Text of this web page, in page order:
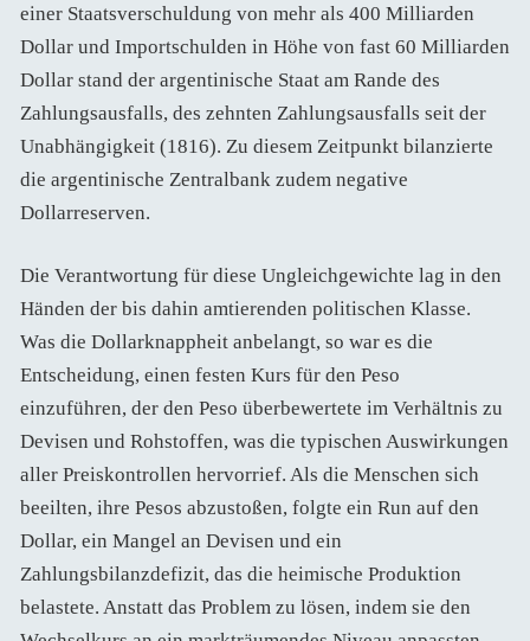
einer Staatsverschuldung von mehr als 400 Milliarden
Dollar und Importschulden in Höhe von fast 60 Milliarden
Dollar stand der argentinische Staat am Rande des
Zahlungsausfalls, des zehnten Zahlungsausfalls seit der
Unabhängigkeit (1816). Zu diesem Zeitpunkt bilanzierte
die argentinische Zentralbank zudem negative
Dollarreserven.
Die Verantwortung für diese Ungleichgewichte lag in den
Händen der bis dahin amtierenden politischen Klasse.
Was die Dollarknappheit anbelangt, so war es die
Entscheidung, einen festen Kurs für den Peso
einzuführen, der den Peso überbewertete im Verhältnis zu
Devisen und Rohstoffen, was die typischen Auswirkungen
aller Preiskontrollen hervorrief. Als die Menschen sich
beeilten, ihre Pesos abzustoßen, folgte ein Run auf den
Dollar, ein Mangel an Devisen und ein
Zahlungsbilanzdefizit, das die heimische Produktion
belastete. Anstatt das Problem zu lösen, indem sie den